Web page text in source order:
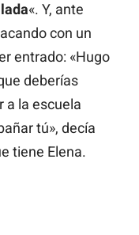
«. Y, ante
con un
entrado: «Hugo
deberías
a la escuela
tú», decía
tiene Elena.